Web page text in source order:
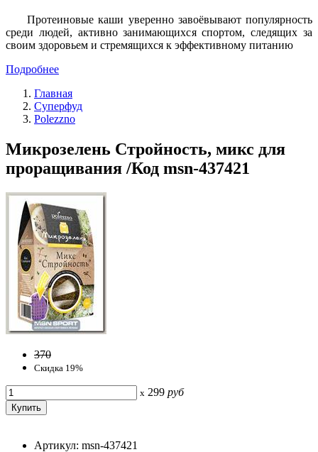
Протеиновые каши уверенно завоёвывают популярность
среди людей, активно занимающихся спортом, следящих за
своим здоровьем и стремящихся к эффективному питанию
Подробнее
Главная
Суперфуд
Polezzno
Микрозелень Стройность, микс для
проращивания /Код msn-437421
370
Скидка 19%
x 299 руб
Артикул: msn-437421